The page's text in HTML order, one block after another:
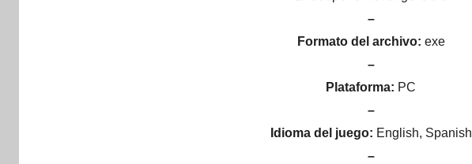
–
Formato del archivo: exe
–
Plataforma: PC
–
Idioma del juego: English, Spanish
–